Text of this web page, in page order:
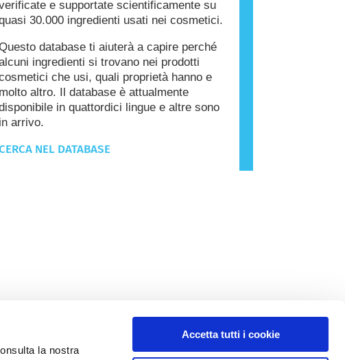
la nostra
Accetta tutti i cookie
e supportate scientificamente su
30.000 ingredienti usati nei cosmetici.
database ti aiuterà a capire perché
ingredienti si trovano nei prodotti
che usi, quali proprietà hanno e
molto altro. Il database è attualmente
in quattordici lingue e altre sono
in arrivo.
NEL DATABASE